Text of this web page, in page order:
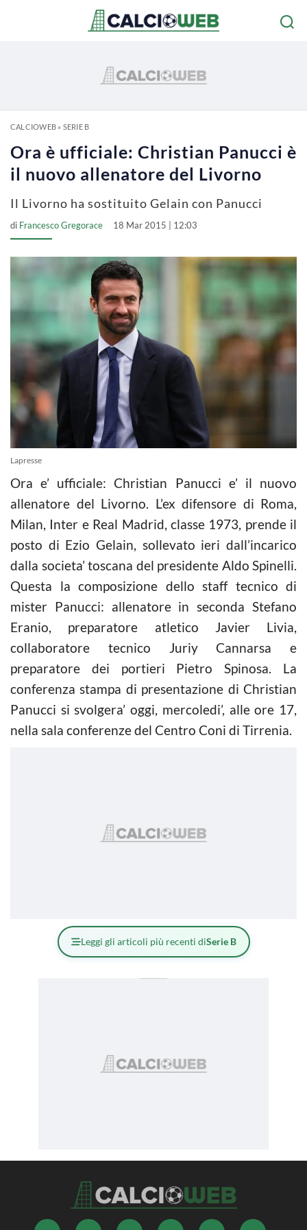
CALCIOWEB» SERIE B
Ora è ufficiale: Christian Panucci è
il nuovo allenatore del Livorno
Il Livorno ha sostituito Gelain con Panucci
di Francesco Gregorace 18 Mar 2015 | 12:03
Lapresse
Ora e’ ufficiale: Christian Panucci e’ il nuovo
allenatore del Livorno. L’ex difensore di Roma,
Milan, Inter e Real Madrid, classe 1973, prende il
posto di Ezio Gelain, sollevato ieri dall’incarico
dalla societa’ toscana del presidente Aldo Spinelli.
Questa la composizione dello staff tecnico di
mister Panucci: allenatore in seconda Stefano
Eranio, preparatore atletico Javier Livia,
collaboratore tecnico Juriy Cannarsa e
preparatore dei portieri Pietro Spinosa. La
conferenza stampa di presentazione di Christian
Panucci si svolgera’ oggi, mercoledi’, alle ore 17,
nella sala conferenze del Centro Coni di Tirrenia.
Leggi gli articoli più recenti diSerie B